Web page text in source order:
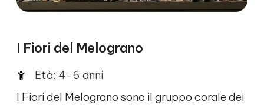
I Fiori del Melograno
Età: 4-6 anni
I Fiori del Melograno sono il gruppo corale dei